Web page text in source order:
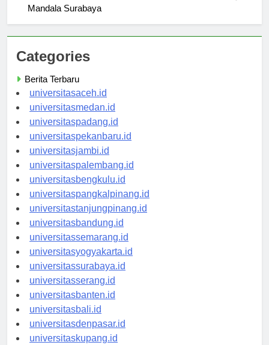
Alumni Success Stories from Universitas Katolik Widya
Categories
Berita Terbaru
universitasaceh.id
universitasmedan.id
universitaspadang.id
universitaspekanbaru.id
universitasjambi.id
universitaspalembang.id
universitasbengkulu.id
universitaspangkalpinang.id
universitastanjungpinang.id
universitasbandung.id
universitassemarang.id
universitasyogyakarta.id
universitassurabaya.id
universitasserang.id
universitasbanten.id
universitasbali.id
universitasdenpasar.id